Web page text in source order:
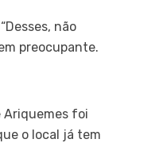
não
preocupante.
Ariquemes foi
o local já tem